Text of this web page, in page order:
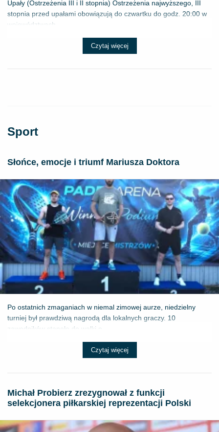
Upały (Ostrzeżenia III i II stopnia) Ostrzeżenia najwyższego, III
stopnia przed upałami obowiązują do czwartku do godz. 20:00 w
województwach...
Czytaj więcej
Sport
Słońce, emocje i triumf Mariusza Doktora
Po ostatnich zmaganiach w niemal zimowej aurze, niedzielny
turniej był prawdziwą nagrodą dla lokalnych graczy. 10
zawodników stanęło do walki o ...
Czytaj więcej
Michał Probierz zrezygnował z funkcji
selekcjonera piłkarskiej reprezentacji Polski